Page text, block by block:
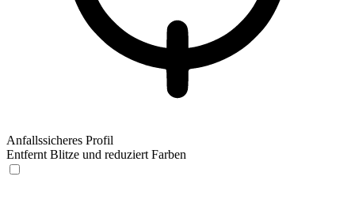
Anfallssicheres Profil
Entfernt Blitze und reduziert Farben